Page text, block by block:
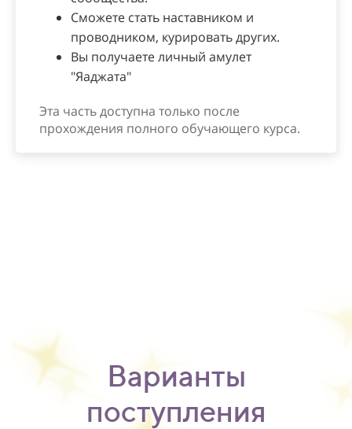
Сможете стать наставником и
проводником, курировать других.
Вы получаете личный амулет
"Яаджата"
Эта часть доступна только после
прохождения полного обучающего курса.
Варианты
поступления